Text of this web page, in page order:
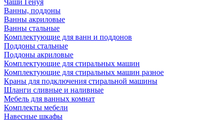
Чаши Генуя
Ванны, поддоны
Ванны акриловые
Ванны стальные
Комплектующие для ванн и поддонов
Поддоны стальные
Поддоны акриловые
Комплектующие для стиральных машин
Комплектующие для стиральных машин разное
Краны для подключения стиральной машины
Шланги сливные и наливные
Мебель для ванных комнат
Комплекты мебели
Навесные шкафы